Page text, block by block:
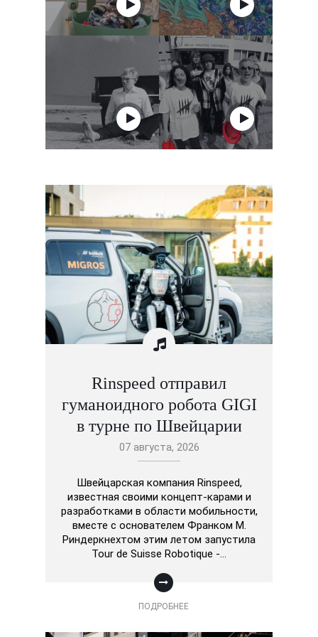
Rinspeed отправил
гуманоидного робота GIGI
в турне по Швейцарии
07 августа, 2026
Швейцарская компания Rinspeed,
известная своими концепт-карами и
разработками в области мобильности,
вместе с основателем Франком М.
Риндеркнехтом этим летом запустила
Tour de Suisse Robotique -…
ПОДРОБНЕЕ